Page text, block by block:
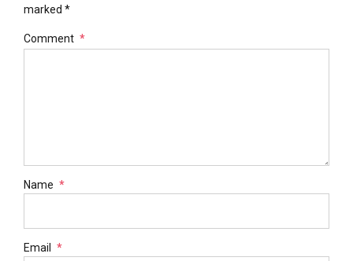
marked *
Comment *
Name *
Email *